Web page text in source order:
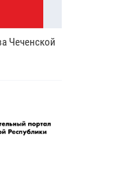
Чеченской